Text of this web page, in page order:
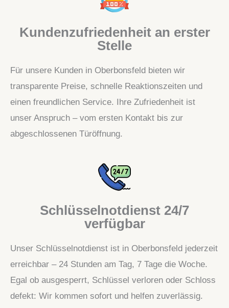
Kundenzufriedenheit an erster
Stelle
Für unsere Kunden in Oberbonsfeld bieten wir
transparente Preise, schnelle Reaktionszeiten und
einen freundlichen Service. Ihre Zufriedenheit ist
unser Anspruch – vom ersten Kontakt bis zur
abgeschlossenen Türöffnung.
Schlüsselnotdienst 24/7
verfügbar
Unser Schlüsselnotdienst ist in Oberbonsfeld jederzeit
erreichbar – 24 Stunden am Tag, 7 Tage die Woche.
Egal ob ausgesperrt, Schlüssel verloren oder Schloss
defekt: Wir kommen sofort und helfen zuverlässig.